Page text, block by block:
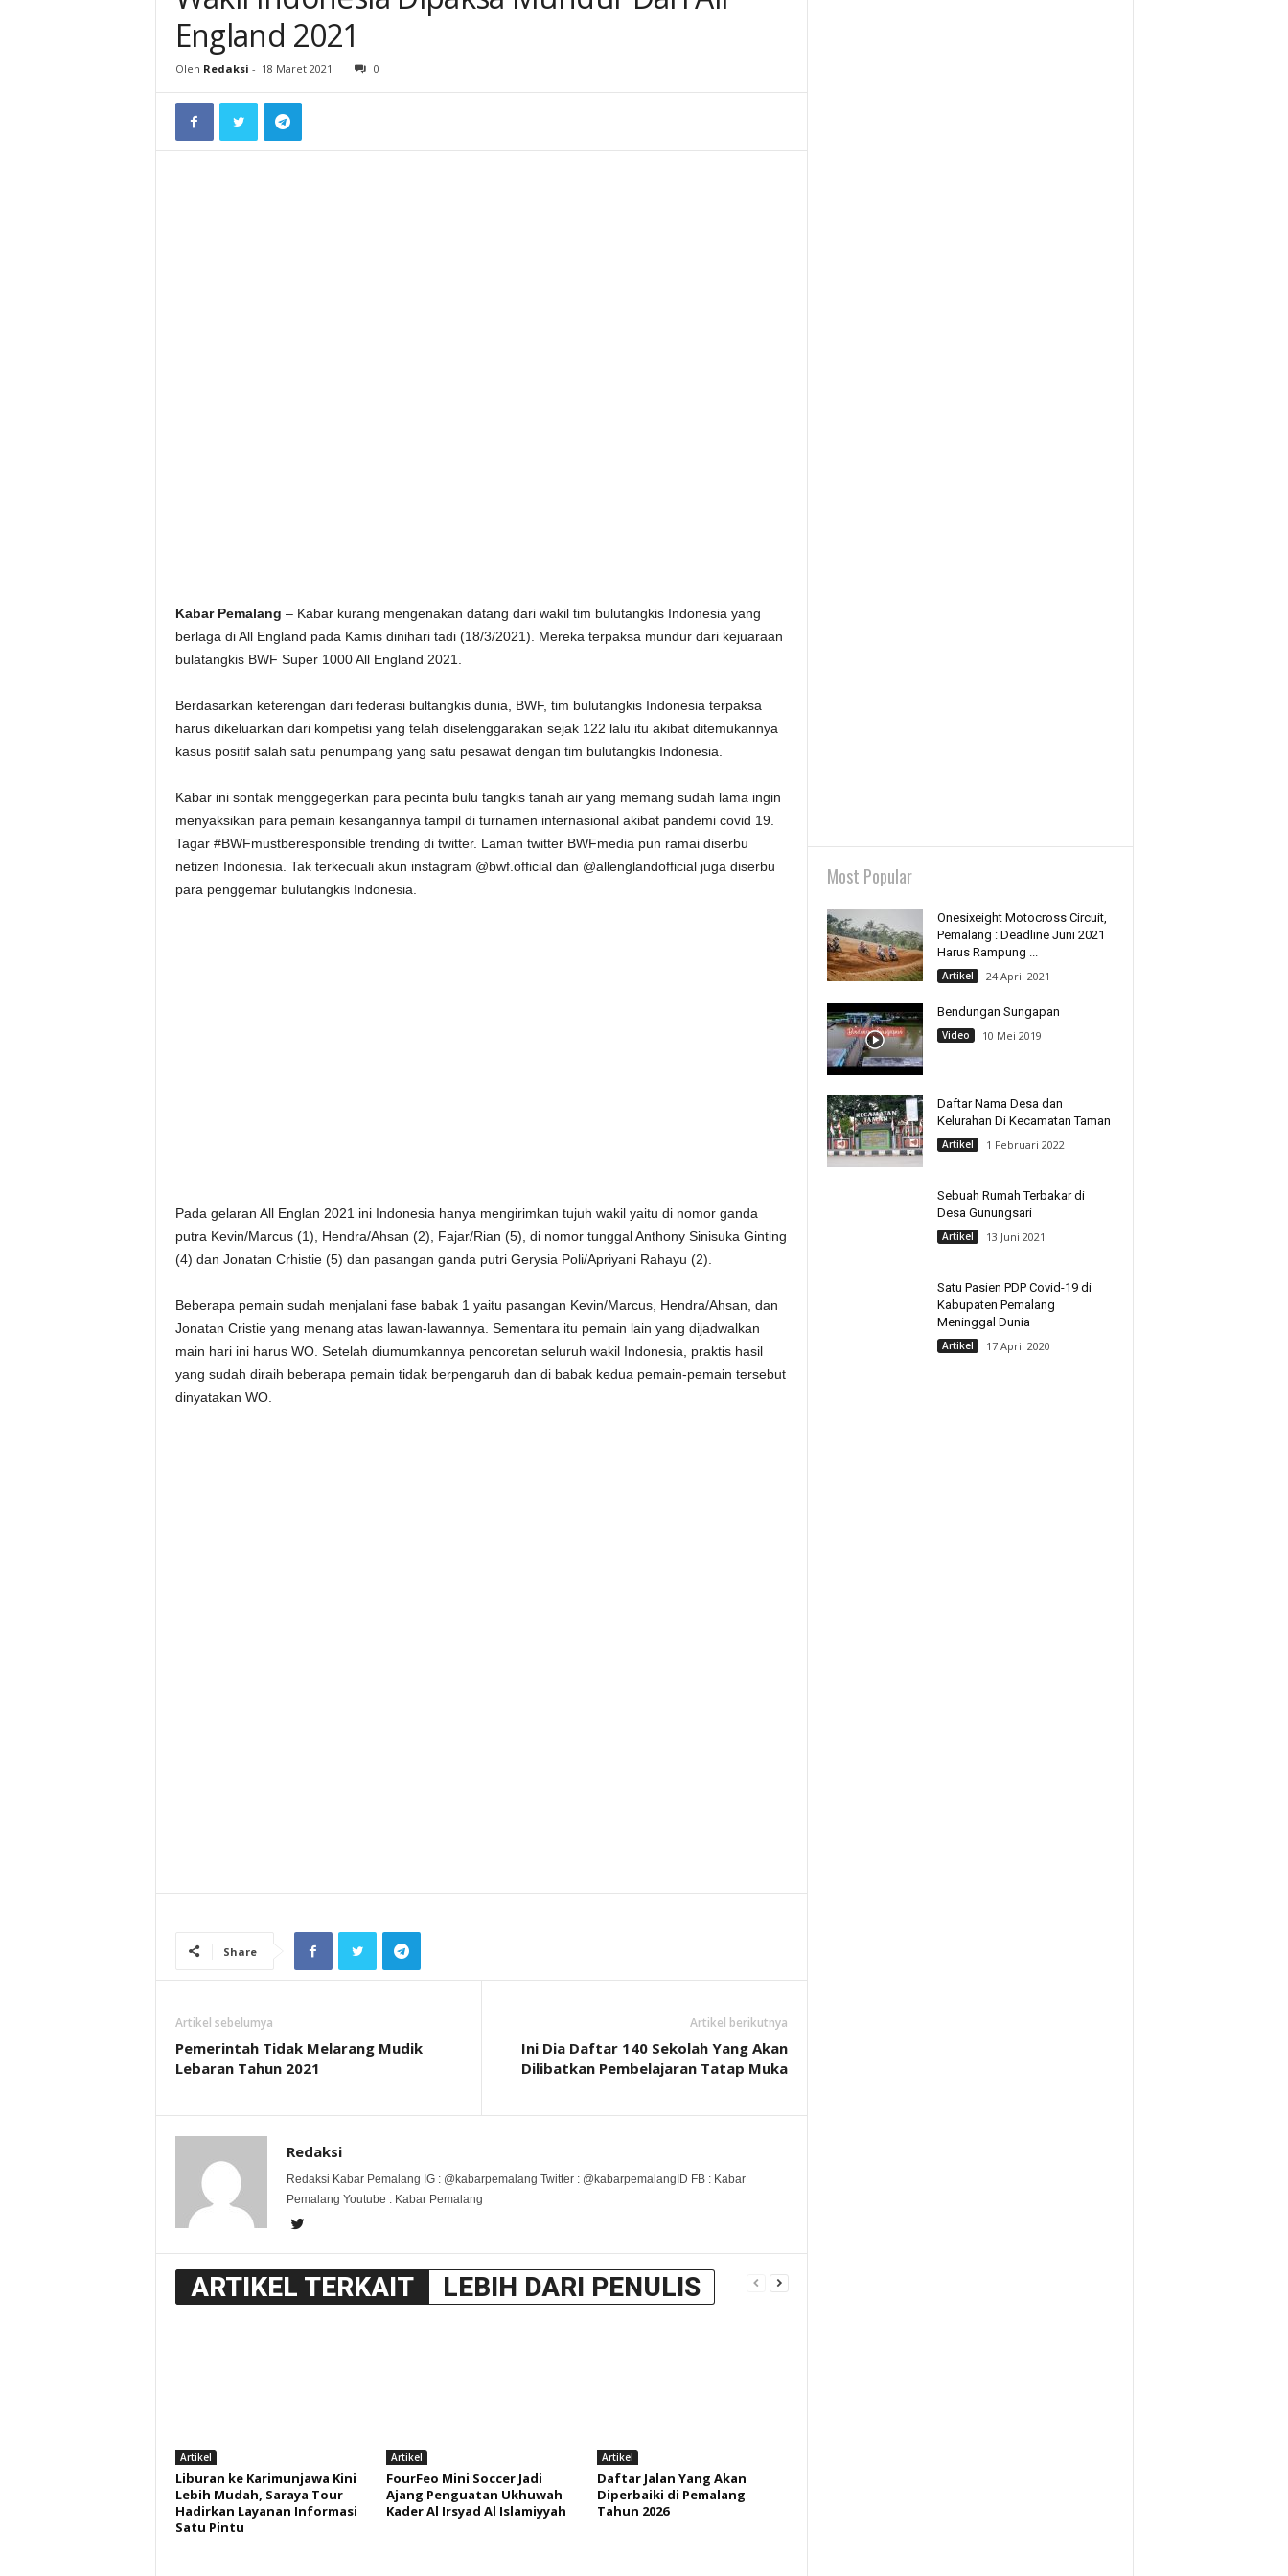
England 2021
Oleh Redaksi - 18 Maret 2021 0
Kabar Pemalang – Kabar kurang mengenakan datang dari wakil tim bulutangkis Indonesia yang
berlaga di All England pada Kamis dinihari tadi (18/3/2021). Mereka terpaksa mundur dari kejuaraan
bulatangkis BWF Super 1000 All England 2021.
Berdasarkan keterengan dari federasi bultangkis dunia, BWF, tim bulutangkis Indonesia terpaksa
harus dikeluarkan dari kompetisi yang telah diselenggarakan sejak 122 lalu itu akibat ditemukannya
kasus positif salah satu penumpang yang satu pesawat dengan tim bulutangkis Indonesia.
Kabar ini sontak menggegerkan para pecinta bulu tangkis tanah air yang memang sudah lama ingin
menyaksikan para pemain kesangannya tampil di turnamen internasional akibat pandemi covid 19.
Tagar #BWFmustberesponsible trending di twitter. Laman twitter BWFmedia pun ramai diserbu
netizen Indonesia. Tak terkecuali akun instagram @bwf.official dan @allenglandofficial juga diserbu
para penggemar bulutangkis Indonesia.
Pada gelaran All Englan 2021 ini Indonesia hanya mengirimkan tujuh wakil yaitu di nomor ganda
putra Kevin/Marcus (1), Hendra/Ahsan (2), Fajar/Rian (5), di nomor tunggal Anthony Sinisuka Ginting
(4) dan Jonatan Crhistie (5) dan pasangan ganda putri Gerysia Poli/Apriyani Rahayu (2).
Beberapa pemain sudah menjalani fase babak 1 yaitu pasangan Kevin/Marcus, Hendra/Ahsan, dan
Jonatan Cristie yang menang atas lawan-lawannya. Sementara itu pemain lain yang dijadwalkan
main hari ini harus WO. Setelah diumumkannya pencoretan seluruh wakil Indonesia, praktis hasil
yang sudah diraih beberapa pemain tidak berpengaruh dan di babak kedua pemain-pemain tersebut
dinyatakan WO.
Share
Artikel sebelumya
Pemerintah Tidak Melarang Mudik
Lebaran Tahun 2021
Artikel berikutnya
Ini Dia Daftar 140 Sekolah Yang Akan
Dilibatkan Pembelajaran Tatap Muka
Redaksi
Redaksi Kabar Pemalang IG : @kabarpemalang Twitter : @kabarpemalangID FB : Kabar
Pemalang Youtube : Kabar Pemalang
ARTIKEL TERKAIT LEBIH DARI PENULIS
Artikel
Liburan ke Karimunjawa Kini
Lebih Mudah, Saraya Tour
Hadirkan Layanan Informasi
Satu Pintu
Artikel
FourFeo Mini Soccer Jadi
Ajang Penguatan Ukhuwah
Kader Al Irsyad Al Islamiyyah
Artikel
Daftar Jalan Yang Akan
Diperbaiki di Pemalang
Tahun 2026
Most Popular
Onesixeight Motocross Circuit,
Pemalang : Deadline Juni 2021
Harus Rampung ...
Artikel 24 April 2021
Bendungan Sungapan
Video 10 Mei 2019
Daftar Nama Desa dan
Kelurahan Di Kecamatan Taman
Artikel 1 Februari 2022
Sebuah Rumah Terbakar di
Desa Gunungsari
Artikel 13 Juni 2021
Satu Pasien PDP Covid-19 di
Kabupaten Pemalang
Meninggal Dunia
Artikel 17 April 2020